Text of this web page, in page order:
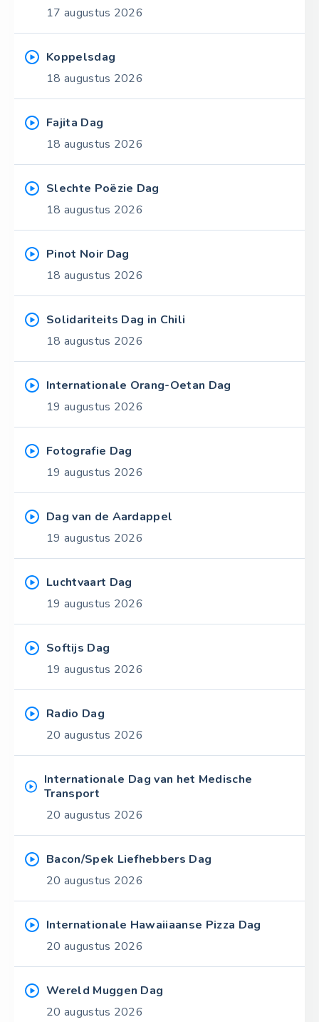
17 augustus 2026
Koppelsdag
18 augustus 2026
Fajita Dag
18 augustus 2026
Slechte Poëzie Dag
18 augustus 2026
Pinot Noir Dag
18 augustus 2026
Solidariteits Dag in Chili
18 augustus 2026
Internationale Orang-Oetan Dag
19 augustus 2026
Fotografie Dag
19 augustus 2026
Dag van de Aardappel
19 augustus 2026
Luchtvaart Dag
19 augustus 2026
Softijs Dag
19 augustus 2026
Radio Dag
20 augustus 2026
Internationale Dag van het Medische
Transport
20 augustus 2026
Bacon/Spek Liefhebbers Dag
20 augustus 2026
Internationale Hawaiiaanse Pizza Dag
20 augustus 2026
Wereld Muggen Dag
20 augustus 2026